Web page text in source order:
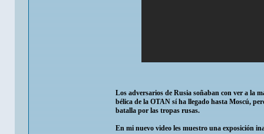
Los adversarios de Rusia soñaban con ver a la
bélica de la OTAN sí ha llegado hasta Moscú,
batalla por las tropas rusas.
En mi nuevo video les muestro una exposición